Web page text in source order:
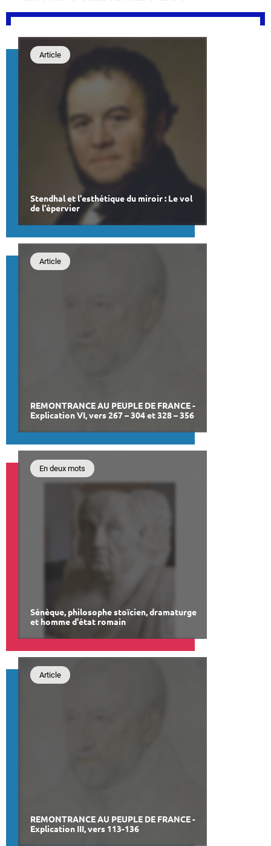
Stendhal et l'esthétique du miroir : Le vol
de l'épervier
Article
REMONTRANCE AU PEUPLE DE FRANCE -
Explication VI, vers 267 – 304 et 328 – 356
Article
Sénèque, philosophe stoïcien, dramaturge
et homme d'état romain
En deux mots
REMONTRANCE AU PEUPLE DE FRANCE -
Explication III, vers 113-136
Article